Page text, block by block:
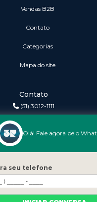
vendas B2B
Contato
Categorias
Mapa do site
Contato
(51) 3012-1111
Endereço
Lojas 7 e 8 - Petrópolis -
- 90410-007
Olá! Fale agora pelo
seu telefone